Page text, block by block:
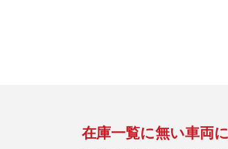
在庫一覧に無い車両